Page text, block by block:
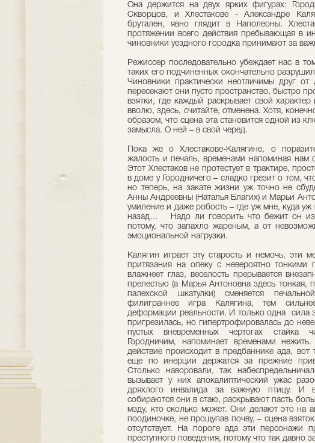
Она держится на двух ярких фигурах:
Скворцов, и Хлестакове - Александре
брутален, явно глядит в Наполеоны.
протяжении всего действия пребывающая в
чиновники уездного городка принимают за
Режиссер последовательно убеждает нас в
таких его подчиненных окончательно
Чиновники практически неотличимы друг от
пересекают они пусто пространство, быстро
взятки, где каждый раскрывает свой
вволю, здесь, считайте, отменена. Хотя,
образом, что сцена эта становится одной из
замысла. О ней – в свой черед.
Пока же о Хлестакове-Калягине, о
жалость и печаль, временами напоминая нам
Этот Хлестаков не протестует в трактире,
в доме у Городничего – сладко грезит о том,
но теперь, на закате жизни уж точно не
Анны Андреевны (Наталья Благих) и Марьи
умиление и даже робость – где уж мне, куда уж
назад… Надо ли говорить что бежит он из
потому, что запахло жареным, а от
эмоциональной нагрузки.
Калягин играет эту старость и немочь, эти
притязания на опеку с невероятно тонкими
влажнеет глаз, веселость прерывается
прелестью (а Марья Антоновна здесь тонкая,
палехской шкатулки) сменяется
филиграннее игра Калягина, тем
деформации реальности. И только одна сила
пригрезилась, но гипертрофировалась до
пустых вневременных чертогах стайка
Городничим, напоминает временами
действие происходит в предбаннике ада,
еще по инерции держатся за прежние
Столько наворовали, так
вызывает у них апокалиптический ужас
дряхлого инвалида за важную птицу. И
собираются они в стаю, раскрывают пасть
мзду, кто сколько может. Они делают это на
поодиночке, не прощупав почву, – сцена
отсутствует. На пороге ада эти персонажи
преступного поведения, потому что так давно